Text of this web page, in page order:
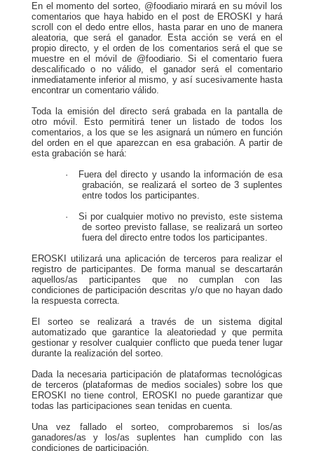
En el momento del sorteo, @foodiario mirará en su móvil los
comentarios que haya habido en el post de EROSKI y hará
scroll
con el dedo entre ellos, hasta parar en uno de manera
aleatoria, que será el ganador. Esta acción se verá en el
propio directo, y el orden de los comentarios será el que se
muestre en el móvil de @foodiario. Si el comentario fuera
descalificado o no válido, el ganador será el comentario
inmediatamente inferior al mismo, y así sucesivamente hasta
encontrar un comentario válido.
Toda la emisión del directo será grabada en la pantalla de
otro móvil. Esto permitirá tener un listado de todos los
comentarios, a los que se les asignará un número en función
del orden en el que aparezcan en esa grabación. A partir de
esta grabación se hará:
· Fuera del directo y usando la información de esa
grabación, se realizará el sorteo de 3 suplentes
entre todos los participantes.
· Si por cualquier motivo no previsto, este sistema
de sorteo previsto fallase, se realizará un sorteo
fuera del directo entre todos los participantes.
EROSKI utilizará una aplicación de terceros para realizar el
registro de participantes. De forma manual se descartarán
aquellos/as participantes que no cumplan con las
condiciones de participación descritas y/o que no hayan dado
la respuesta correcta.
El sorteo se realizará a través de un sistema digital
automatizado que garantice la aleatoriedad y que permita
gestionar y resolver cualquier conflicto que pueda tener lugar
durante la realización del sorteo.
Dada la necesaria participación de plataformas tecnológicas
de terceros (plataformas de medios sociales) sobre los que
EROSKI no tiene control, EROSKI no puede garantizar que
todas las participaciones sean tenidas en cuenta.
Una vez fallado el sorteo, comprobaremos si los/as
ganadores/as y los/as suplentes han cumplido con las
condiciones de participación.